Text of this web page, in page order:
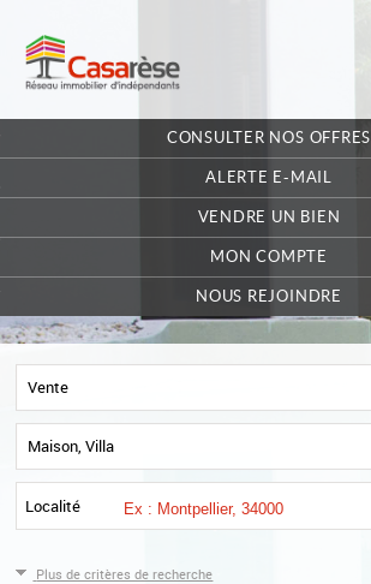
NOTRE RÉSEAU
MA SÉLECTION 0
POSTULEZ EN LIGNE
CONSULTER NOS OFFRES
ALERTE E-MAIL
VENDRE UN BIEN
MON COMPTE
NOUS REJOINDRE
Vente
Maison, Villa
Localité
Plus de critères de recherche